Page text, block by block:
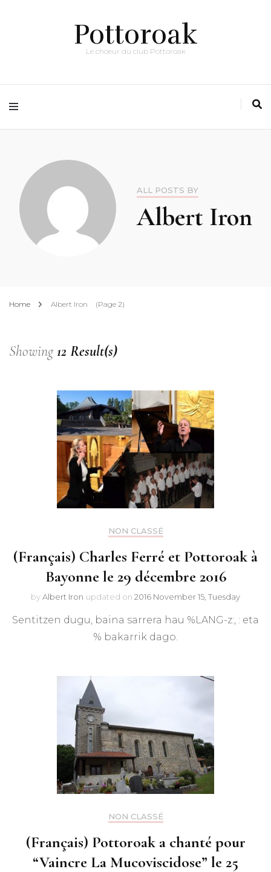
Pottoroak
Le choeur du club Pottoroak
ALL POSTS BY
Albert Iron
Home Albert Iron (Page 2)
Showing12 Result(s)
NON CLASSÉ
(Français) Charles Ferré et Pottoroak à
Bayonne le 29 décembre 2016
byAlbert Iron updated on 2016 November 15, Tuesday
Sentitzen dugu, baina sarrera hau %LANG-z:, : eta
% bakarrik dago.
NON CLASSÉ
(Français) Pottoroak a chanté pour
“Vaincre La Mucoviscidose” le 25